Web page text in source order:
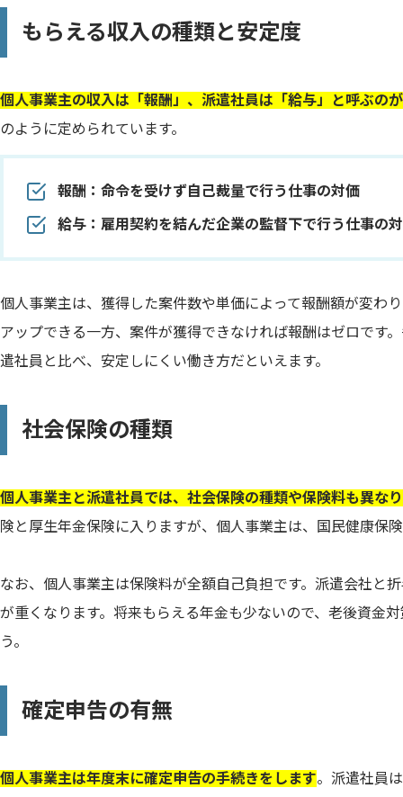
もらえる収入の種類と安定度
個人事業主の収入は「報酬」、派遣社員は「給与」と呼ぶの
のように定められています。
報酬：命令を受けず自己裁量で行う仕事の対価
給与：雇用契約を結んだ企業の監督下で行う仕事の
個人事業主は、獲得した案件数や単価によって報酬額が変わ
アップできる一方、案件が獲得できなければ報酬はゼロです
遣社員と比べ、安定しにくい働き方だといえます。
社会保険の種類
個人事業主と派遣社員では、社会保険の種類や保険料も異な
険と厚生年金保険に入りますが、個人事業主は、国民健康保
なお、個人事業主は保険料が全額自己負担です。派遣会社と
が重くなります。将来もらえる年金も少ないので、老後資金
う。
確定申告の有無
個人事業主は年度末に確定申告の手続きをします。派遣社員